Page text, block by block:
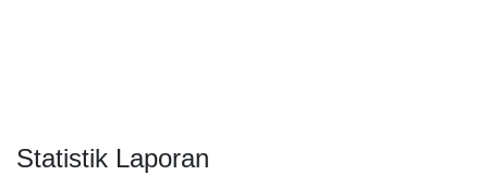
Statistik Laporan